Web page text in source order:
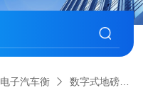
电子汽车衡 数字式地磅秤